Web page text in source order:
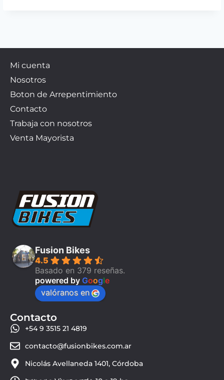
Mi cuenta
Nosotros
Boton de Arrepentimiento
Contacto
Trabaja con nosotros
Venta Mayorista
Fusion Bikes
4.5
Basado en 379 reseñas.
powered by Google
valóranos en
Contacto
+54 9 3515 21 4819
contacto@fusionbikes.com.ar
Nicolás Avellaneda 1401, Córdoba